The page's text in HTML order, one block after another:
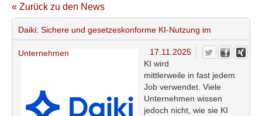
« Zurück zu den News
Daiki: Sichere und gesetzeskonforme KI-Nutzung im
Unternehmen
17.11.2025
KI wird
mittlerweile in fast jedem
Job verwendet. Viele
Unternehmen wissen
jedoch nicht, wie sie KI